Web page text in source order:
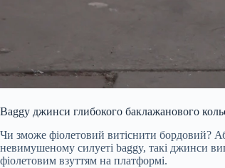
Baggy джинси глибокого баклажанового
Чи зможе фіолетовий витіснити бордовий?
невимушеному силуеті baggy, такі джинси
фіолетовим взуттям на платформі.